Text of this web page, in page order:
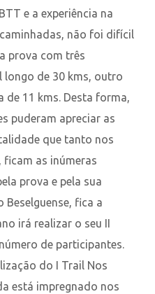
e a experiência na
não foi difícil
prova com três
de 30 kms, outro
de 11 kms. Desta forma,
puderam apreciar as
que tanto nos
ficam as inúmeras
prova e pela sua
Beselguense, fica a
irá realizar o seu II
de participantes.
do I Trail Nos
está impregnado nos